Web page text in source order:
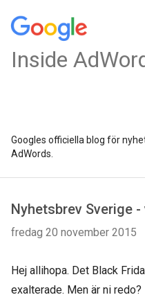
Inside
Googles officiella blog för
AdWords.
Nyhetsbrev Sverige -
fredag 20 november 2015
Hej allihopa. Det Black
exalterade. Men är ni redo?